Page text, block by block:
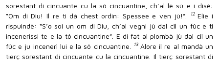
sorestant di cincuante cu la sô cincuantine, ch’al lè sù e i disè:
“Om di Diu! Il re ti dà chest ordin: Spessee e ven jù!”.
12Elie i
rispuindè: “S’o soi un om di Diu, ch’al vegni jù dal cîl un fûc e ti
incenerissi te e la tô cincuantine”. E di fat al plombà jù dal cîl un
fûc e ju incenerì lui e la sô cincuantine.
13 Alore il re al mandà un
tierç sorestant di cincuante cu la cincuantine. Il tierç sorestant di